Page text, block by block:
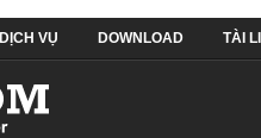
DỊCH VỤ DOWNLOAD TÀI